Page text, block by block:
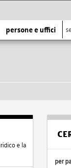
persone e uffici
e la
per